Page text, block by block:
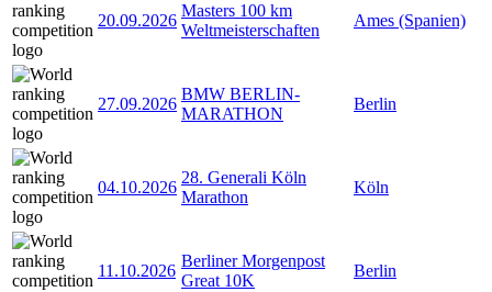
20.09.2026
Masters 100 km
Weltmeisterschaften
Ames (Spanien)
27.09.2026
BMW BERLIN-
MARATHON
Berlin
04.10.2026
28. Generali Köln
Marathon
Köln
11.10.2026
Berliner Morgenpost
Great 10K
Berlin